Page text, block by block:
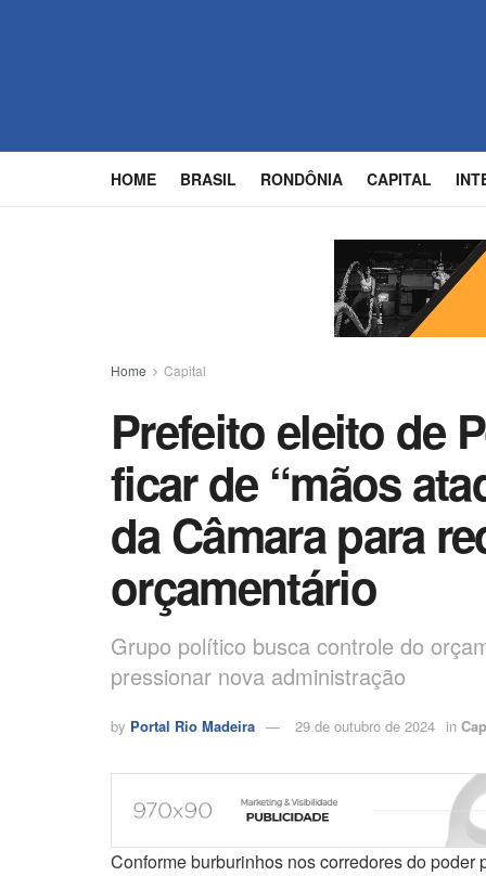
HOME BRASIL RONDÔNIA CAPITAL
Home Capital
Prefeito eleito de
ficar de “mãos
da Câmara para
orçamentário
Grupo político busca controle do
pressionar nova administração
by Portal Rio Madeira 29 de outubro de 2024 in
Conforme burburinhos nos corredores do